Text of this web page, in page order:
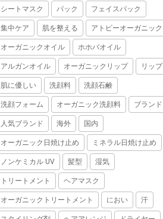
シートマスク パック フェイスパック
集中ケア 肌を整える アトピーオーガニック
オーガニックオイル ホホバオイル
アルガンオイル オーガニックリップ リップ
肌に優しい 洗顔料 洗顔石鹸
洗顔フォーム オーガニック洗顔料 ブランド
人気ブランド 海外 国内
オーガニック日焼け止め ミネラル日焼け止め
ノンケミカル UV 髪型 湿気
トリートメント ヘアマスク
オーガニックトリートメント におい 汗